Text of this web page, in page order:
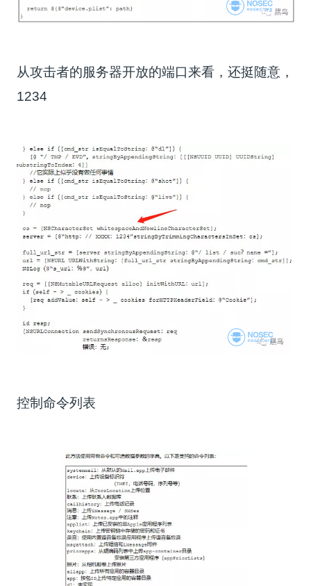
从攻击者的服务器开放的端口来看，还挺随意，
1234
控制命令列表